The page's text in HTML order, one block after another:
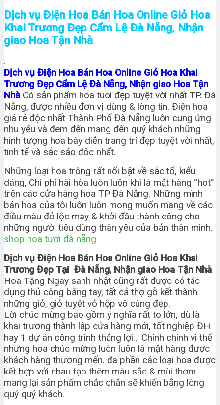
Dịch vụ Điện Hoa Bán Hoa Online Giỏ Hoa
Khai Trương Đẹp Cẩm Lệ Đà Nẵng, Nhận
giao Hoa Tận Nhà
.
Dịch vụ Điện Hoa Bán Hoa Online Giỏ Hoa Khai
Trương Đẹp Cẩm Lệ Đà Nẵng, Nhận giao Hoa Tận
Nhà Có sản phẩm hoa tuoi đẹp tuyệt vời nhất TP. Đà
Nẵng, được nhiều đơn vị dùng & lòng tin. Điện hoa
giá rẻ độc nhất Thành Phố Đà Nẵng luôn cung ứng
nhu yếu và đem đến mang đến quý khách những
hình tượng hoa bày diễn trang trí đẹp tuyệt vời nhất,
tinh tế và sắc sảo độc nhất.
Những loại hoa trông rất nổi bật về sắc tố, kiểu
dáng, Chi phí hài hòa luôn luôn khi là mặt hàng “hot”
trên các cửa hàng hoa TP Đà Nẵng. Những mình
bán hoa của tôi luôn luôn mong muốn mang về các
điều màu đỏ lộc may & khởi đầu thành công cho
những người tiêu dùng thân yêu của bản thân mình.
shop hoa tươi đà nẵng
Dịch vụ Điện Hoa Bán Hoa Online Giỏ Hoa Khai
Trương Đẹp Tại Đà Nẵng, Nhận giao Hoa Tận Nhà
Hoa Tặng Ngay sanh nhật cũng rất được có tác
dụng thủ công bằng tay, tất cả thợ gỗ kết thành
những giỏ, giỏ tuyệt vỏ hộp vô cùng đẹp.
Lời chúc mừng bao gồm ý nghĩa rất to lớn, dù là
khai trương thành lập cửa hàng mới, tốt nghiệp ĐH
hay 1 dự án công trình thắng lợi… Chính chính vì thế
nhưng hoa chúc mừng luôn luôn là mặt hàng được
khách hàng thương mến. đa phần các loại hoa được
kết hợp với nhau tạo thêm màu sắc & mùi thơm
mang lại sản phẩm chắc chắn sẽ khiến bằng lòng
quý quý khách.